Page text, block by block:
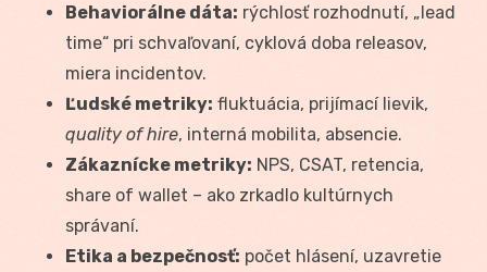
Behaviorálne dáta: rýchlosť rozhodnutí, „lead
time“ pri schvaľovaní, cyklová doba releasov,
miera incidentov.
Ľudské metriky: fluktuácia, prijímací lievik,
quality of hire, interná mobilita, absencie.
Zákaznícke metriky: NPS, CSAT, retencia,
share of wallet – ako zrkadlo kultúrnych
správaní.
Etika a bezpečnosť: počet hlásení, uzavretie